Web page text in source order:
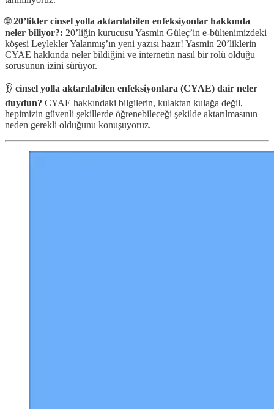
🌐20’likler cinsel yolla aktarılabilen enfeksiyonlar hakkında
neler biliyor?: 20’liğin kurucusu Yasmin Güleç’in e-bültenimizdeki
köşesi Leylekler Yalanmış’ın yeni yazısı hazır! Yasmin 20’liklerin
CYAE hakkında neler bildiğini ve internetin nasıl bir rolü olduğu
sorusunun izini sürüyor.
👂 cinsel yolla aktarılabilen enfeksiyonlara (CYAE) dair neler
duydun? CYAE hakkındaki bilgilerin, kulaktan kulağa değil,
hepimizin güvenli şekillerde öğrenebileceği şekilde aktarılmasının
neden gerekli olduğunu konuşuyoruz.